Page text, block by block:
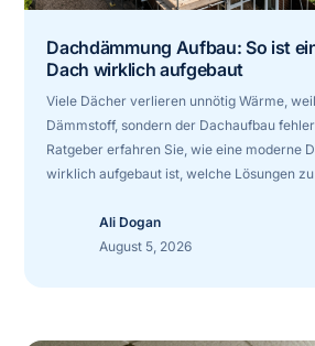
Dachdämmung Aufbau: So ist
Dach wirklich aufgebaut
Viele Dächer verlieren unnötig Wärme,
Dämmstoff, sondern der Dachaufbau
Ratgeber erfahren Sie, wie eine moderne
wirklich aufgebaut ist, welche Lösungen
Ali Dogan
August 5, 2026